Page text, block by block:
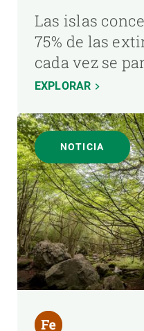
Las islas
75% de las
cada vez se
EXPLORAR
NOTICIA